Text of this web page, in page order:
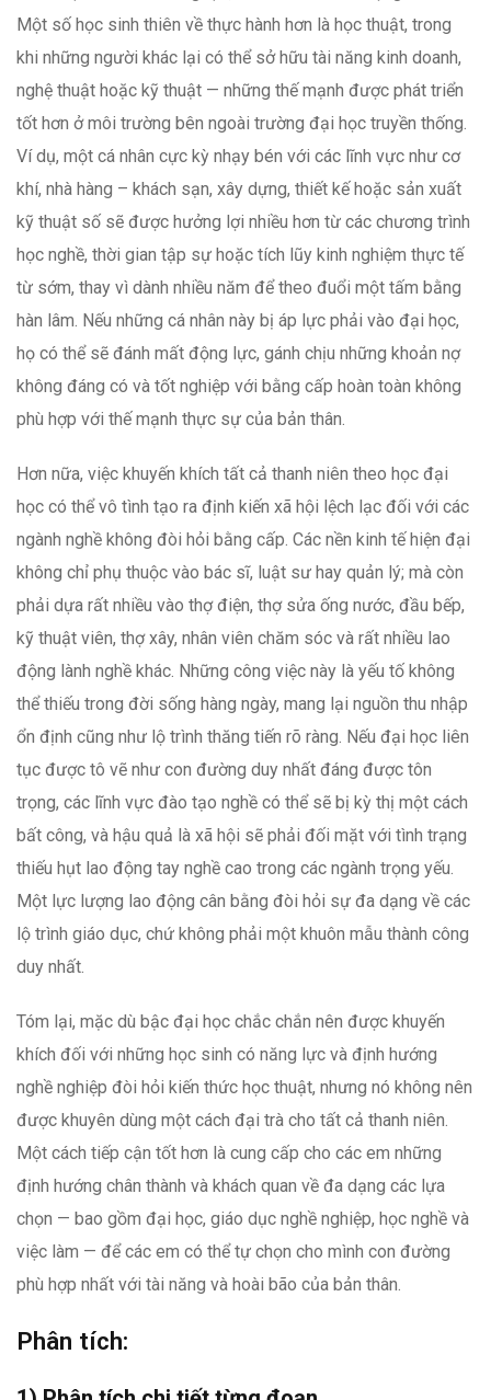
Một số học sinh thiên về thực hành hơn là học thuật, trong
khi những người khác lại có thể sở hữu tài năng kinh doanh,
nghệ thuật hoặc kỹ thuật — những thế mạnh được phát triển
tốt hơn ở môi trường bên ngoài trường đại học truyền thống.
Ví dụ, một cá nhân cực kỳ nhạy bén với các lĩnh vực như cơ
khí, nhà hàng – khách sạn, xây dựng, thiết kế hoặc sản xuất
kỹ thuật số sẽ được hưởng lợi nhiều hơn từ các chương trình
học nghề, thời gian tập sự hoặc tích lũy kinh nghiệm thực tế
từ sớm, thay vì dành nhiều năm để theo đuổi một tấm bằng
hàn lâm. Nếu những cá nhân này bị áp lực phải vào đại học,
họ có thể sẽ đánh mất động lực, gánh chịu những khoản nợ
không đáng có và tốt nghiệp với bằng cấp hoàn toàn không
phù hợp với thế mạnh thực sự của bản thân.
Hơn nữa, việc khuyến khích tất cả thanh niên theo học đại
học có thể vô tình tạo ra định kiến xã hội lệch lạc đối với các
ngành nghề không đòi hỏi bằng cấp. Các nền kinh tế hiện đại
không chỉ phụ thuộc vào bác sĩ, luật sư hay quản lý; mà còn
phải dựa rất nhiều vào thợ điện, thợ sửa ống nước, đầu bếp,
kỹ thuật viên, thợ xây, nhân viên chăm sóc và rất nhiều lao
động lành nghề khác. Những công việc này là yếu tố không
thể thiếu trong đời sống hàng ngày, mang lại nguồn thu nhập
ổn định cũng như lộ trình thăng tiến rõ ràng. Nếu đại học liên
tục được tô vẽ như con đường duy nhất đáng được tôn
trọng, các lĩnh vực đào tạo nghề có thể sẽ bị kỳ thị một cách
bất công, và hậu quả là xã hội sẽ phải đối mặt với tình trạng
thiếu hụt lao động tay nghề cao trong các ngành trọng yếu.
Một lực lượng lao động cân bằng đòi hỏi sự đa dạng về các
lộ trình giáo dục, chứ không phải một khuôn mẫu thành công
duy nhất.
Tóm lại, mặc dù bậc đại học chắc chắn nên được khuyến
khích đối với những học sinh có năng lực và định hướng
nghề nghiệp đòi hỏi kiến thức học thuật, nhưng nó không nên
được khuyên dùng một cách đại trà cho tất cả thanh niên.
Một cách tiếp cận tốt hơn là cung cấp cho các em những
định hướng chân thành và khách quan về đa dạng các lựa
chọn — bao gồm đại học, giáo dục nghề nghiệp, học nghề và
việc làm — để các em có thể tự chọn cho mình con đường
phù hợp nhất với tài năng và hoài bão của bản thân.
Phân tích: